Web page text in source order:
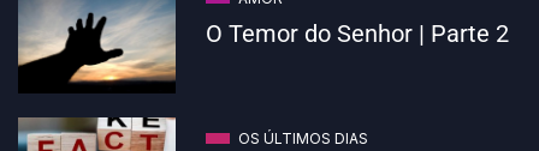
O Temor do Senhor | Parte 2
OS ÚLTIMOS DIAS